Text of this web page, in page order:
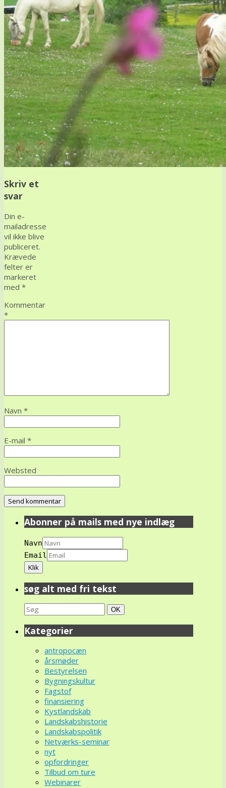
Skriv et
svar
Din e-
mailadresse
vil ikke blive
publiceret.
Krævede
felter er
markeret
med *
Kommentar
*
Navn *
E-mail *
Websted
Abonner på mails med nye indlæg
Navn
Email
søg alt med fri tekst
Search
for:
Søg
OK
Kategorier
antropocæn
årsmøder
Bestyrelsen
Bygningskultur
Fagstof
finansiering
Kystlandskab
Landskabshistorie
Landskabspolitik
Netværks-seminar
nyt
opfordringer
Tilbud om ture
Webinarer